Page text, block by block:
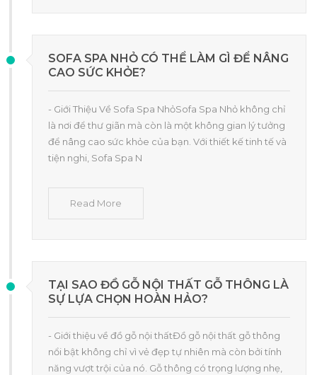
SOFA SPA NHỎ CÓ THỂ LÀM GÌ ĐỂ NÂNG
CAO SỨC KHỎE?
- Giới Thiệu Về Sofa Spa NhỏSofa Spa Nhỏ không chỉ
là nơi để thư giãn mà còn là một không gian lý tưởng
để nâng cao sức khỏe của bạn. Với thiết kế tinh tế và
tiện nghi, Sofa Spa N
Read More
TẠI SAO ĐỒ GỖ NỘI THẤT GỖ THÔNG LÀ
SỰ LỰA CHỌN HOÀN HẢO?
- Giới thiệu về đồ gỗ nội thấtĐồ gỗ nội thất gỗ thông
nổi bật không chỉ vì vẻ đẹp tự nhiên mà còn bởi tính
năng vượt trội của nó. Gỗ thông có trọng lượng nhẹ,